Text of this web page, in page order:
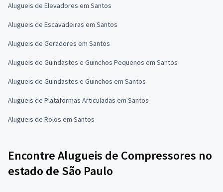
Alugueis de Elevadores em Santos
Alugueis de Escavadeiras em Santos
Alugueis de Geradores em Santos
Alugueis de Guindastes e Guinchos Pequenos em Santos
Alugueis de Guindastes e Guinchos em Santos
Alugueis de Plataformas Articuladas em Santos
Alugueis de Rolos em Santos
Encontre Alugueis de Compressores no
estado de São Paulo